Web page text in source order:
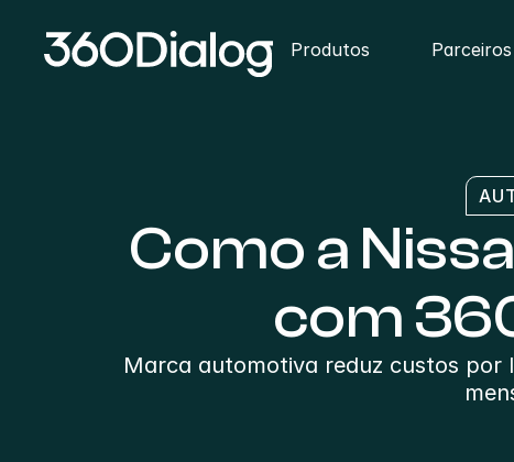
Produtos Parceiros
Como a
com
Marca automotiva reduz custos